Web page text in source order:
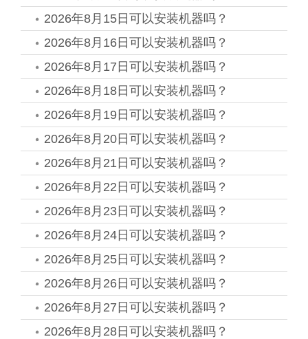
2026年8月15日可以安装机器吗？
2026年8月16日可以安装机器吗？
2026年8月17日可以安装机器吗？
2026年8月18日可以安装机器吗？
2026年8月19日可以安装机器吗？
2026年8月20日可以安装机器吗？
2026年8月21日可以安装机器吗？
2026年8月22日可以安装机器吗？
2026年8月23日可以安装机器吗？
2026年8月24日可以安装机器吗？
2026年8月25日可以安装机器吗？
2026年8月26日可以安装机器吗？
2026年8月27日可以安装机器吗？
2026年8月28日可以安装机器吗？